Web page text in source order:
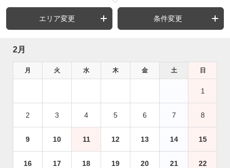
エリア変更 条件変更
2月
月 火 水 木 金 土 日
1
2 3 4 5 6 7 8
9 10 11 12 13 14 15
16 17 18 19 20 21 22